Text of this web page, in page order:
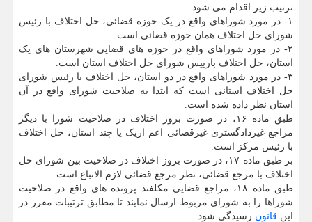
ترتیب زیر اقدام می شود:
۱- در مورد شوراهای واقع در یک حوزه قضائی، حل اختلاف با رئیس
شورای حل اختلاف همان حوزه قضائی است.
۲- در مورد شوراهای واقع در حوزه های قضایی شهرستان های یک
استان، حل اختلاف بارییس شورای حل اختلاف استان است.
۳- در مورد شوراهای واقع در دو استان، حل اختلاف با رئیس شورای
حل اختلاف استانی است که ابتدا به صلاحیت شورای واقع در آن
استان نظر داده شده است.
طبق ماده ۱۶، در صورت بروز اختلاف در صلاحیت شورا با دیگر
مراجع غیردادگستری غیرقضائی اعم ازیک یا چند استان، حل اختلاف
با رئیس مرکز است.
بر طبق ماده ۱۷، در صورت بروز اختلاف در صلاحیت بین شورای حل
اختلاف با مرجع قضائی، نظر مرجع قضائی لازم‏ الاتباع است.
طبق ماده ۱۸، مراجع قضایی مکلفند پرونده های واقع در صلاحیت
شوراها را به شورای مربوط ارسال نمایند تا مطابق ترتیبات مقرر در
این قانون رسیدگی شود.